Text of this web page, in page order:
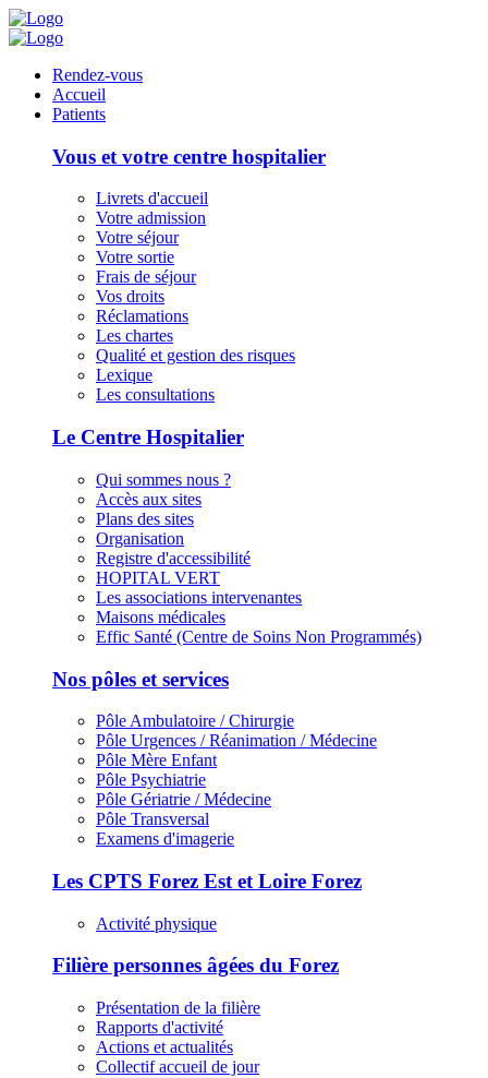
Rendez-vous
Accueil
Patients
Vous et votre centre hospitalier
Livrets d'accueil
Votre admission
Votre séjour
Votre sortie
Frais de séjour
Vos droits
Réclamations
Les chartes
Qualité et gestion des risques
Lexique
Les consultations
Le Centre Hospitalier
Qui sommes nous ?
Accès aux sites
Plans des sites
Organisation
Registre d'accessibilité
HOPITAL VERT
Les associations intervenantes
Maisons médicales
Effic Santé (Centre de Soins Non Programmés)
Nos pôles et services
Pôle Ambulatoire / Chirurgie
Pôle Urgences / Réanimation / Médecine
Pôle Mère Enfant
Pôle Psychiatrie
Pôle Gériatrie / Médecine
Pôle Transversal
Examens d'imagerie
Les CPTS Forez Est et Loire Forez
Activité physique
Filière personnes âgées du Forez
Présentation de la filière
Rapports d'activité
Actions et actualités
Collectif accueil de jour
Panneau de gestion des cookies